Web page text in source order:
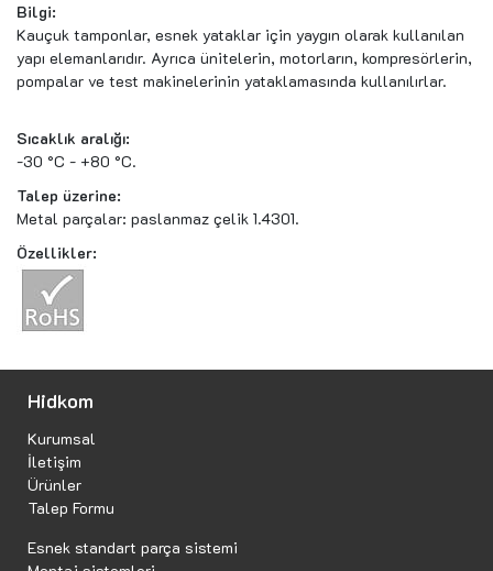
Bilgi:
Kauçuk tamponlar, esnek yataklar için yaygın olarak kullanılan
yapı elemanlarıdır. Ayrıca ünitelerin, motorların, kompresörlerin,
pompalar ve test makinelerinin yataklamasında kullanılırlar.
Sıcaklık aralığı:
-30 °C - +80 °C.
Talep üzerine:
Metal parçalar: paslanmaz çelik 1.4301.
Özellikler:
Hidkom
Kurumsal
İletişim
Ürünler
Talep Formu
Esnek standart parça sistemi